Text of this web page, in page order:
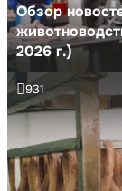
Обзор
2026 г.)
931